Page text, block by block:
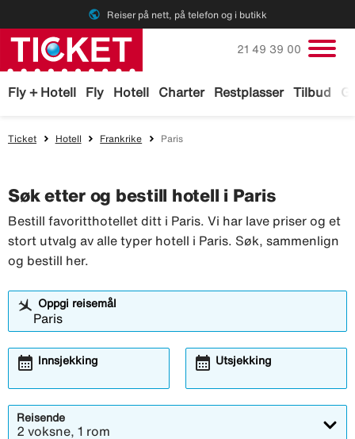
public Reiser på nett, på telefon og i butikk
Fly + Hotell Fly Hotell Charter Restplasser Tilbud
Ring oss på
21 49 39 00
Ticket Hotell Frankrike Paris
Søk etter og bestill hotell i Paris
Bestill favoritthotellet ditt i Paris. Vi har lave priser og et
stort utvalg av alle typer hotell i Paris. Søk, sammenlign
og bestill her.
Oppgi reisemål
Innsjekking
calendar_month Utsjekking
calendar_month
Reisende
2 voksne, 1 rom